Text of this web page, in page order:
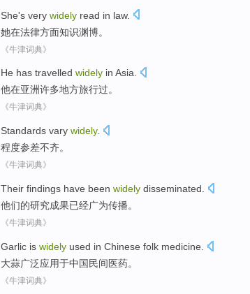
She's very widely read in law.
她在法律方面知识渊博。
《牛津词典》
He has travelled widely in Asia.
他在亚洲许多地方旅行过。
《牛津词典》
Standards vary widely.
程度参差不齐。
《牛津词典》
Their findings have been widely disseminated
他们的研究成果已经广为传播。
《牛津词典》
Garlic is widely used in Chinese folk medicine
大蒜广泛应用于中国 民间医药。
《牛津词典》